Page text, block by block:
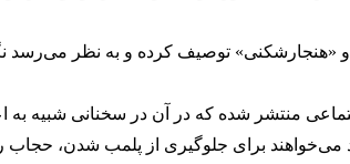
توصیف کرده و به نظر می‌رسد
منتشر شده که در آن در سخنانی شبیه به
برای جلوگیری از پلمب شدن، حجاب